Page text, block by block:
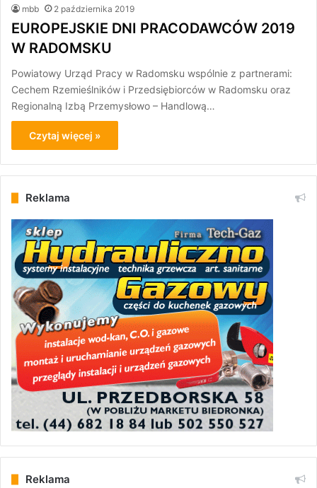
mbb 2 października 2019
EUROPEJSKIE DNI PRACODAWCÓW 2019
W RADOMSKU
Powiatowy Urząd Pracy w Radomsku wspólnie z partnerami:
Cechem Rzemieślników i Przedsiębiorców w Radomsku oraz
Regionalną Izbą Przemysłowo – Handlową…
Czytaj więcej »
Reklama
Reklama